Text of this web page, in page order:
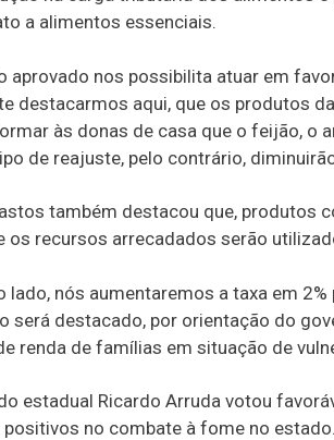
a alimentos essenciais.
aprovado nos possibilita atuar em
destacarmos aqui, que os produtos
às donas de casa que o feijão, o
de reajuste, pelo contrário,
também destacou que, produtos
os recursos arrecadados serão
lado, nós aumentaremos a taxa em
será destacado, por orientação do
renda de famílias em situação de
estadual Ricardo Arruda votou
no combate à fome no